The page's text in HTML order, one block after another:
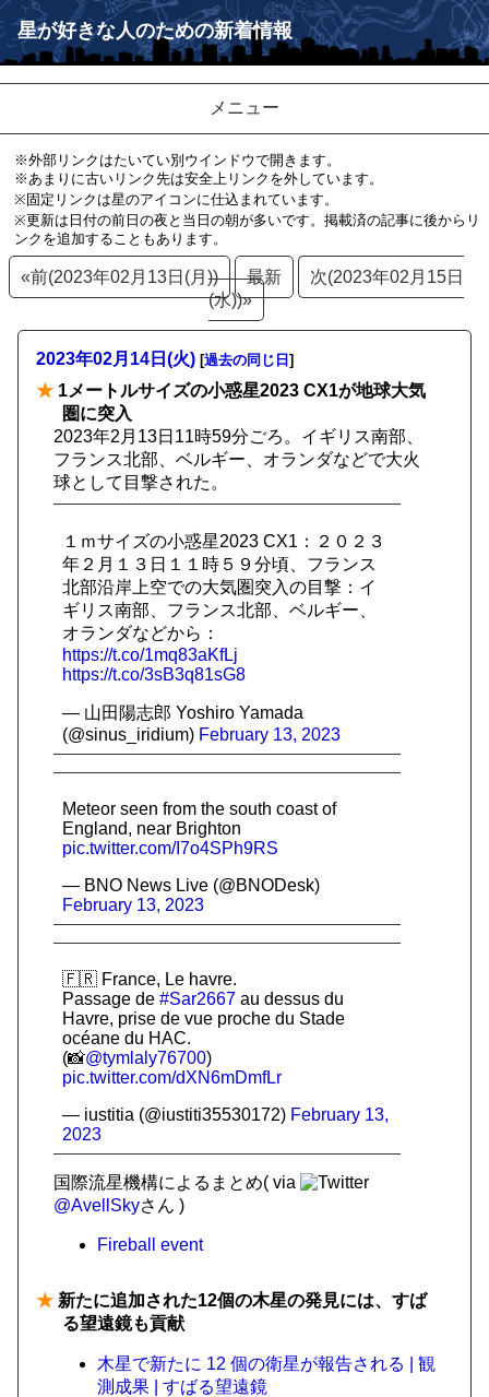
星が好きな人のための新着情報
メニュー
※外部リンクはたいてい別ウインドウで開きます。
※あまりに古いリンク先は安全上リンクを外しています。
※固定リンクは星のアイコンに仕込まれています。
※更新は日付の前日の夜と当日の朝が多いです。掲載済の記事に後からリ
ンクを追加することもあります。
«前(2023年02月13日(月)) 最新
次(2023年02月15日
(水))»
2023年02月14日(火) [過去の同じ日 ]
★ 1メートルサイズの小惑星2023 CX1が地球大気
圏に突入
2023年2月13日11時59分ごろ。イギリス南部、
フランス北部、ベルギー、オランダなどで大火
球として目撃された。
１ｍサイズの小惑星2023 CX1：２０２３
年２月１３日１１時５９分頃、フランス
北部沿岸上空での大気圏突入の目撃：イ
ギリス南部、フランス北部、ベルギー、
オランダなどから：
https://t.co/1mq83aKfLj
https://t.co/3sB3q81sG8
— 山田陽志郎 Yoshiro Yamada
(@sinus_iridium) February 13, 2023
Meteor seen from the south coast of
England, near Brighton
pic.twitter.com/I7o4SPh9RS
— BNO News Live (@BNODesk)
February 13, 2023
🇫🇷 France, Le havre.
Passage de #Sar2667 au dessus du
Havre, prise de vue proche du Stade
océane du HAC.
(📸@tymlaly76700)
pic.twitter.com/dXN6mDmfLr
— iustitia (@iustiti35530172) February 13,
2023
国際流星機構によるまとめ( via
@AvellSkyさん )
Fireball event
★ 新たに追加された12個の木星の発見には、すば
る望遠鏡も貢献
木星で新たに 12 個の衛星が報告される | 観
測成果 | すばる望遠鏡